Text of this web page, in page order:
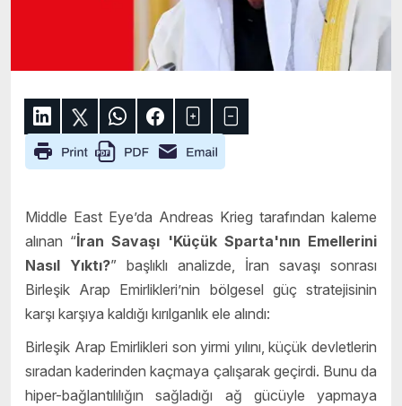
Middle East Eye’da Andreas Krieg tarafından kaleme
alınan “İran Savaşı 'Küçük Sparta'nın Emellerini
Nasıl Yıktı?” başlıklı analizde, İran savaşı sonrası
Birleşik Arap Emirlikleri’nin bölgesel güç stratejisinin
karşı karşıya kaldığı kırılganlık ele alındı:
Birleşik Arap Emirlikleri son yirmi yılını, küçük devletlerin
sıradan kaderinden kaçmaya çalışarak geçirdi. Bunu da
hiper-bağlantılılığın sağladığı ağ gücüyle yapmaya